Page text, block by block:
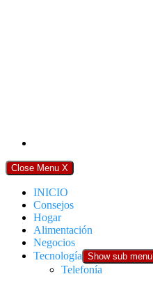
Close Menu X
INICIO
Consejos
Hogar
Alimentación
Negocios
Tecnología Show sub menu
Telefonía